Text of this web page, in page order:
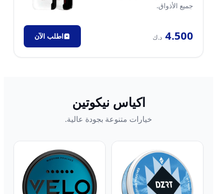
جميع الأذواق.
4.500 د.ك اطلب الآن
اكياس نيكوتين
خيارات متنوعة بجودة عالية.